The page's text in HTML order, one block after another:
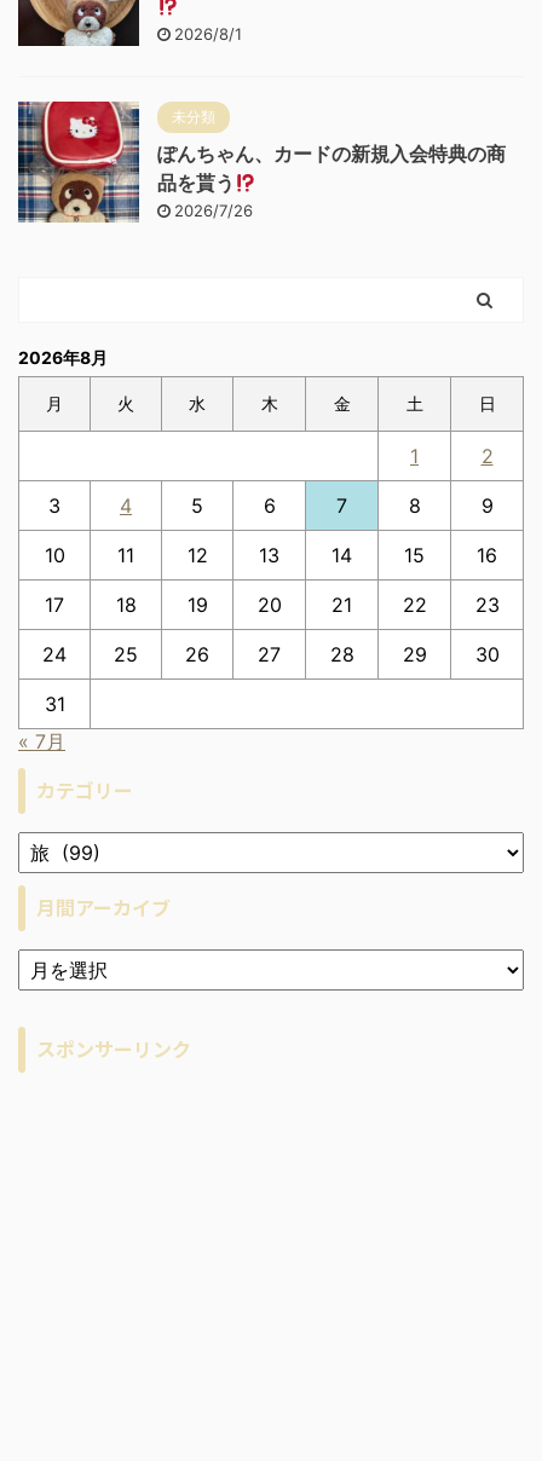
2026/8/1
未分類
ぽんちゃん、カードの新規入会特典の商
品を貰う
2026/7/26
2026年8月
月 火 水 木 金 土 日
1 2
3 4 5 6 7 8 9
10 11 12 13 14 15 16
17 18 19 20 21 22 23
24 25 26 27 28 29 30
31
« 7月
カテゴリー
月間アーカイブ
ア
ー
ブ
スポンサーリンク